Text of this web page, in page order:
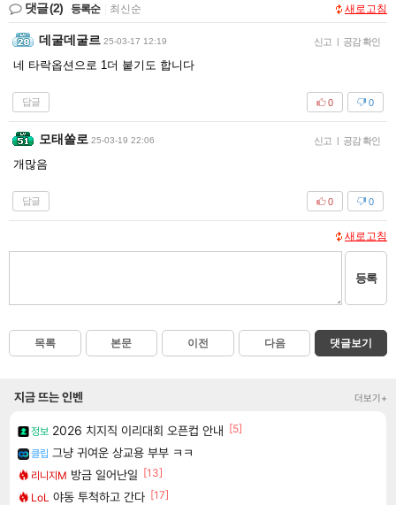
댓글(2) 등록순 최신순 새로고침
데굴데굴르 25-03-17 12:19 신고 | 공감 확인
네 타락옵션으로 1더 붙기도 합니다
답글 0
0
모태쏠로 25-03-19 22:06 신고 | 공감 확인
개많음
답글 0
0
새로고침
등록
목록 본문 이전 다음 댓글보기
지금 뜨는 인벤 더보기+
정보 2026 치지직 이리대회 오픈컵 안내 [5]
클립 그냥 귀여운 상교용 부부 ㅋㅋ
리니지M 방금 일어난일 [13]
LoL 야동 투척하고 간다 [17]